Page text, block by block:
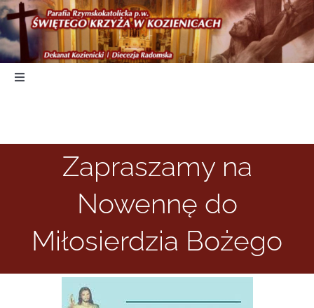
Skip
to
content
Toggle
Duszpasterstwo
Nabożeństwa
Parafia
Kancelaria
Zapraszamy na
Nowennę do
Miłosierdzia Bożego